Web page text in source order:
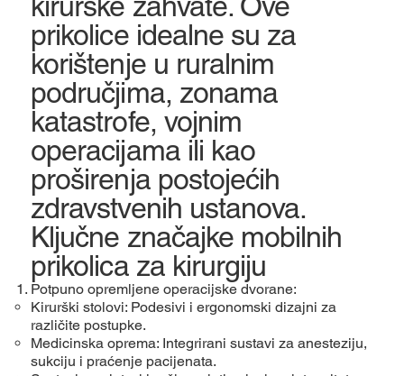
prikolice idealne su za
korištenje u ruralnim
područjima, zonama
katastrofe, vojnim
operacijama ili kao
proširenja postojećih
zdravstvenih ustanova.
Ključne značajke mobilnih
prikolica za kirurgiju
Potpuno opremljene operacijske dvorane:
Kirurški stolovi: Podesivi i ergonomski dizajni za
različite postupke.
Medicinska oprema: Integrirani sustavi za anesteziju,
sukciju i praćenje pacijenata.